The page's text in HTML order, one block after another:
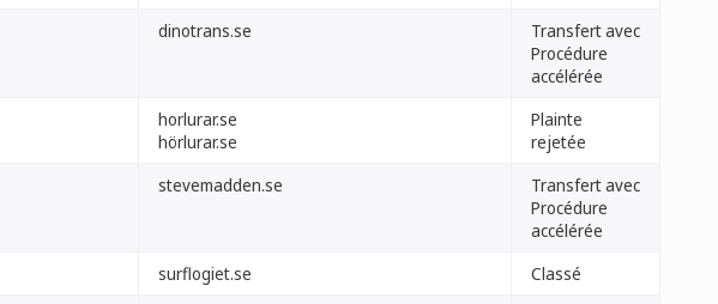
dinotrans.se
Transfert avec
Procédure
accélérée
horlurar.se
hörlurar.se
Plainte
rejetée
stevemadden.se
Transfert avec
Procédure
accélérée
surflogiet.se
Classé